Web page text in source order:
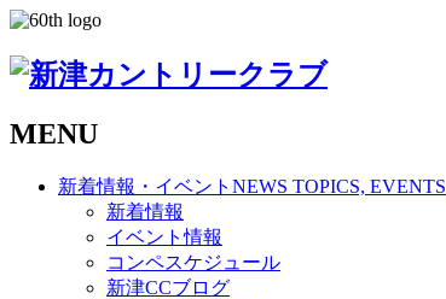
MENU
新着情報・イベント NEWS TOPICS, EVENTS
新着情報
イベント情報
コンペスケジュール
新津CCブログ